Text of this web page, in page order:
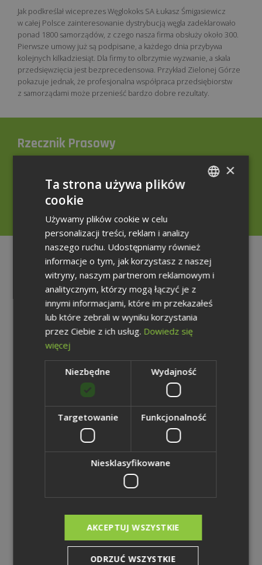
Rzecznik Prasowy
+48 785 001 899
Jak podkreślał wiceprezes Węglokoks SA Łukasz Śmigasiewicz
w całej Polsce zainteresowanie dystrybucją węgla zadeklarowało
ponad 1800 samorządów, z czego nasza firma obsłuży około 300.
Pierwsze umowy już są podpisane, a każdego dnia przybywa
kolejnych kilkadziesiąt. Dla firmy to olbrzymie wyzwanie, a skala
przedsięwzięcia jest bezprecedensowa. Przykład Zielonej Górze
pokazuje jednak, że profesjonalna współpraca przedsiębiorstw
z samorządami może przenieść bardzo dobre rezultaty.
Teczka
prasowa
Zdjęcia Grupy Kapitałowej Węglokoks S.A. - Górnictwo
4,99 MB | zip
Pobierz plik
Zdjęcia Grupy Kapitałowej Węglokoks S.A. - Energetyka
Pobierz plik
Zdjęcia Grupy Kapitałowej Węglokoks S.A. - Hutnictwo
×
Ta strona używa plików
cookie
Używamy plików cookie w celu
personalizacji treści, reklam i analizy
naszego ruchu. Udostępniamy również
informacje o tym, jak korzystasz z naszej
witryny, naszym partnerom reklamowym i
analitycznym, którzy mogą łączyć je z
innymi informacjami, które im przekazałeś
lub które zebrali w wyniku korzystania
przez Ciebie z ich usług. Dowiedz się
więcej
Niezbędne Wydajność
Targetowanie Funkcjonalność
Niesklasyfikowane
AKCEPTUJ WSZYSTKIE
ODRZUĆ WSZYSTKIE